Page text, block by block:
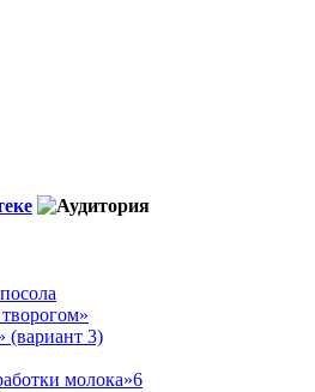
(вариант 3)
молока»6